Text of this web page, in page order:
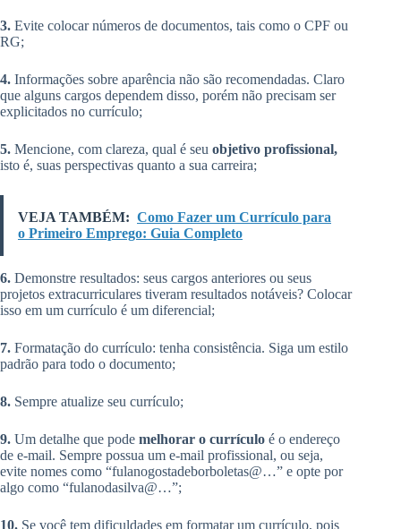
3. Evite colocar números de documentos, tais como o CPF ou
RG;
4. Informações sobre aparência não são recomendadas. Claro
que alguns cargos dependem disso, porém não precisam ser
explicitados no currículo;
5. Mencione, com clareza, qual é seu objetivo profissional,
isto é, suas perspectivas quanto a sua carreira;
VEJA TAMBÉM: Como Fazer um Currículo para
o Primeiro Emprego: Guia Completo
6. Demonstre resultados: seus cargos anteriores ou seus
projetos extracurriculares tiveram resultados notáveis? Colocar
isso em um currículo é um diferencial;
7. Formatação do currículo: tenha consistência. Siga um estilo
padrão para todo o documento;
8. Sempre atualize seu currículo;
9. Um detalhe que pode melhorar o currículo é o endereço
de e-mail. Sempre possua um e-mail profissional, ou seja,
evite nomes como “fulanogostadeborboletas@…” e opte por
algo como “fulanodasilva@…”;
10. Se você tem dificuldades em formatar um currículo, pois